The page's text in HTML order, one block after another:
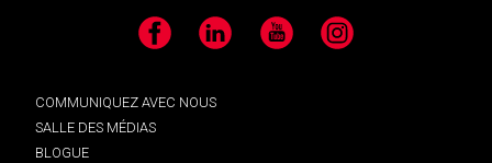
Facebook LinkedIn YouTube Instagram
COMMUNIQUEZ AVEC NOUS
SALLE DES MÉDIAS
BLOGUE